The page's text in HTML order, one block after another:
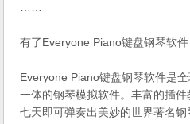
有了Everyone Piano键盘钢琴软
Everyone Piano键盘钢琴软件是
一体的钢琴模拟软件。丰富的插件
七天即可弹奏出美妙的世界著名钢